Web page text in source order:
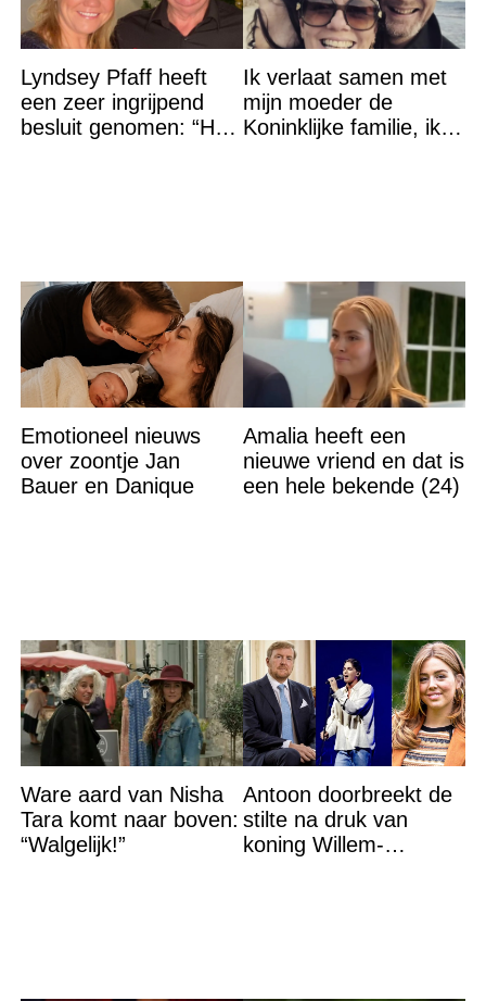
Lyndsey Pfaff heeft
een zeer ingrijpend
besluit genomen: “Het
Ik verlaat samen met
mijn moeder de
Koninklijke familie, ik
Emotioneel nieuws
over zoontje Jan
Bauer en Danique
Amalia heeft een
nieuwe vriend en dat is
een hele bekende (24)
Ware aard van Nisha
Tara komt naar boven:
“Walgelijk!”
Antoon doorbreekt de
stilte na druk van
koning Willem-